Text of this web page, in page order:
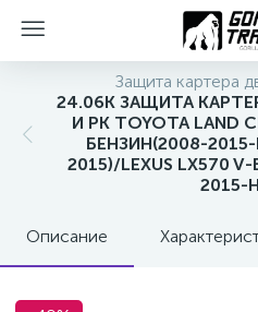
Защита картера
24.06K ЗАЩИТА
И РК TOYOTA LAND
БЕНЗИН(2008-
2015)/LEXUS LX570
2015-
Описание